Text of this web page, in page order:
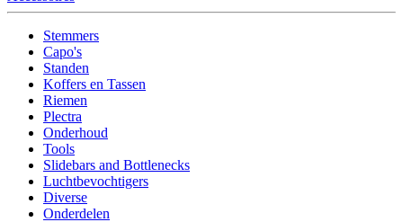
Stemmers
Capo's
Standen
Koffers en Tassen
Riemen
Plectra
Onderhoud
Tools
Slidebars and Bottlenecks
Luchtbevochtigers
Diverse
Onderdelen